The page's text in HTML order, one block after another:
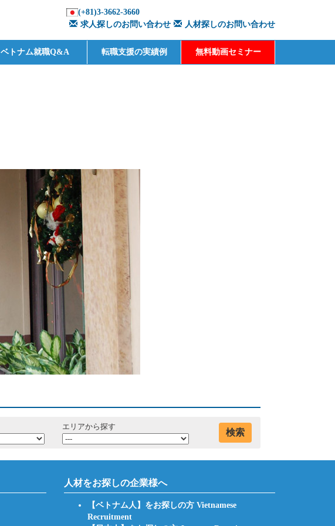
(+81)3-3662-3660
求人探しのお問い合わせ
人材探しのお問い合わせ
ベトナム就職Q&A 転職支援の実績例 無料動画セミナー
エリアから探す
検索
人材をお探しの企業様へ
【ベトナム人】をお探しの方 Vietnamese
Recruitment